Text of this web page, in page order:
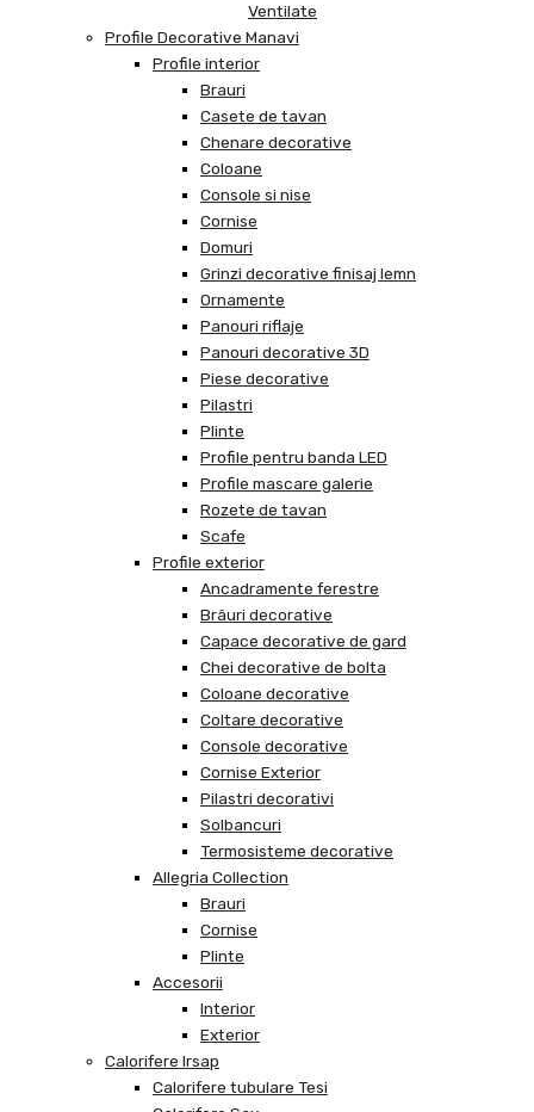
Ventilate
Profile Decorative Manavi
Profile interior
Brauri
Casete de tavan
Chenare decorative
Coloane
Console si nise
Cornise
Domuri
Grinzi decorative finisaj lemn
Ornamente
Panouri riflaje
Panouri decorative 3D
Piese decorative
Pilastri
Plinte
Profile pentru banda LED
Profile mascare galerie
Rozete de tavan
Scafe
Profile exterior
Ancadramente ferestre
Brâuri decorative
Capace decorative de gard
Chei decorative de bolta
Coloane decorative
Coltare decorative
Console decorative
Cornise Exterior
Pilastri decorativi
Solbancuri
Termosisteme decorative
Allegria Collection
Brauri
Cornise
Plinte
Accesorii
Interior
Exterior
Calorifere Irsap
Calorifere tubulare Tesi